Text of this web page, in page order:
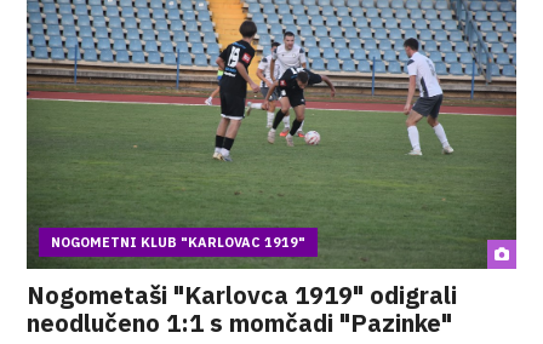
NOGOMETNI KLUB "KARLOVAC 1919"
Nogometaši "Karlovca 1919" odigrali
neodlučeno 1:1 s momčadi "Pazinke"